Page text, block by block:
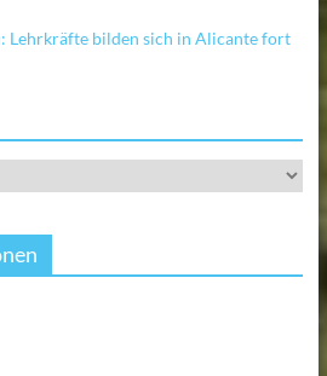
Lehrkräfte bilden sich in Alicante fort